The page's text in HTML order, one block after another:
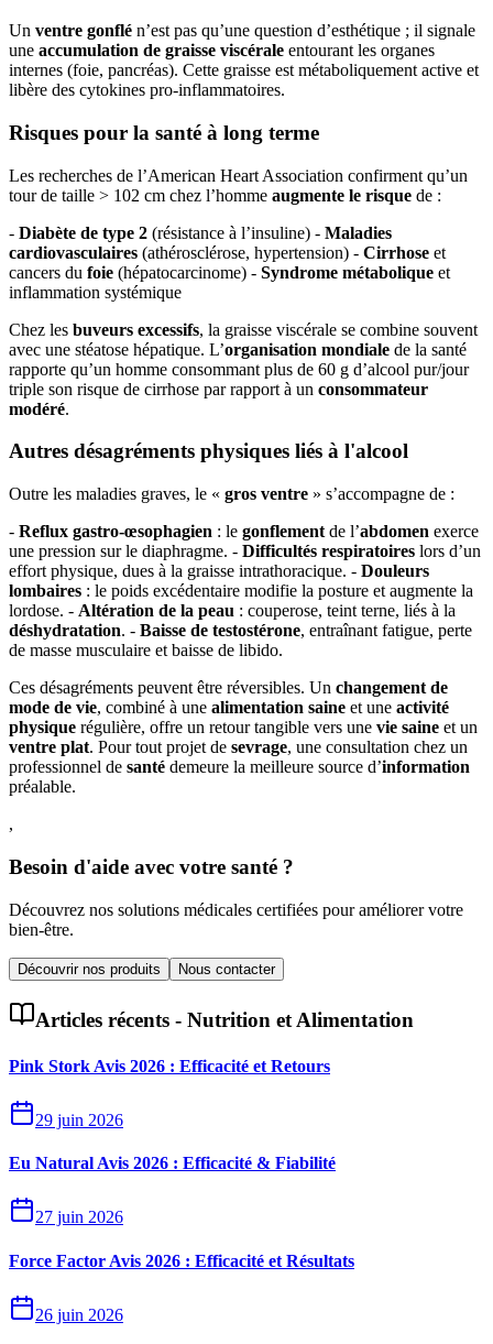
Un ventre gonflé n’est pas qu’une question d’esthétique ; il signale
une accumulation de graisse viscérale entourant les organes
internes (foie, pancréas). Cette graisse est métaboliquement active et
libère des cytokines pro-inflammatoires.
Risques pour la santé à long terme
Les recherches de l’American Heart Association confirment qu’un
tour de taille > 102 cm chez l’homme augmente le risque de :
- Diabète de type 2 (résistance à l’insuline) - Maladies
cardiovasculaires (athérosclérose, hypertension) - Cirrhose et
cancers du foie (hépatocarcinome) - Syndrome métabolique et
inflammation systémique
Chez les buveurs excessifs, la graisse viscérale se combine souvent
avec une stéatose hépatique. L’organisation mondiale de la santé
rapporte qu’un homme consommant plus de 60 g d’alcool pur/jour
triple son risque de cirrhose par rapport à un consommateur
modéré.
Autres désagréments physiques liés à l'alcool
Outre les maladies graves, le « gros ventre » s’accompagne de :
- Reflux gastro-œsophagien : le gonflement de l’abdomen exerce
une pression sur le diaphragme. - Difficultés respiratoires lors d’un
effort physique, dues à la graisse intrathoracique. - Douleurs
lombaires : le poids excédentaire modifie la posture et augmente la
lordose. - Altération de la peau : couperose, teint terne, liés à la
déshydratation. - Baisse de testostérone, entraînant fatigue, perte
de masse musculaire et baisse de libido.
Ces désagréments peuvent être réversibles. Un changement de
mode de vie, combiné à une alimentation saine et une activité
physique régulière, offre un retour tangible vers une vie saine et un
ventre plat. Pour tout projet de sevrage, une consultation chez un
professionnel de santé demeure la meilleure source d’information
préalable.
,
Besoin d'aide avec votre santé ?
Découvrez nos solutions médicales certifiées pour améliorer votre
bien-être.
Découvrir nos produits Nous contacter
Articles récents - Nutrition et Alimentation
Pink Stork Avis 2026 : Efficacité et Retours
29 juin 2026
Eu Natural Avis 2026 : Efficacité & Fiabilité
27 juin 2026
Force Factor Avis 2026 : Efficacité et Résultats
26 juin 2026